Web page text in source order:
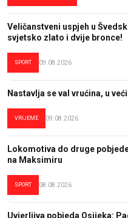
Veličanstveni uspjeh u
svjetsko zlato i dvije bronce!
SPORT 09.08.2026.
Nastavlja se val vrućina, u
VRIJEME 09.08.2026.
Lokomotiva do druge
na Maksimiru
SPORT 08.08.2026.
Uvjerljiva pobjeda Osijeka: